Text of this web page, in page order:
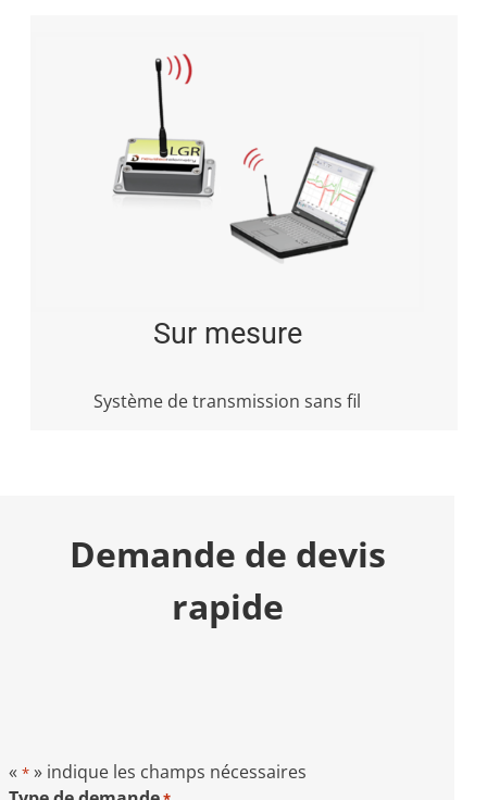
Sur mesure
Système de transmission sans fil
Demande de devis
rapide
«* » indique les champs nécessaires